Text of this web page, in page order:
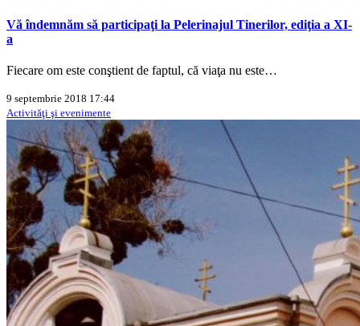
Vă îndemnăm să participaţi la Pelerinajul Tinerilor, ediţia a XI-
a
Fiecare om este conştient de faptul, că viaţa nu este…
9 septembrie 2018 17:44
Activităţi şi evenimente